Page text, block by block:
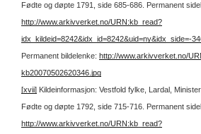
Fødte og døpte 1791, side 685-686. Permanent
http://www.arkivverket.no/URN:kb_read?
idx_kildeid=8242&idx_id=8242&uid=ny&idx_side=-
Permanent bildelenke: http://www.arkivverket.no/
kb20070502620346.jpg
[xvii] Kildeinformasjon: Vestfold fylke, Lardal,
Fødte og døpte 1792, side 715-716. Permanent
http://www.arkivverket.no/URN:kb_read?